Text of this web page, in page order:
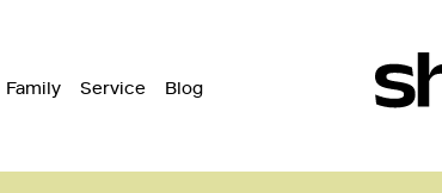
Family Service Blog